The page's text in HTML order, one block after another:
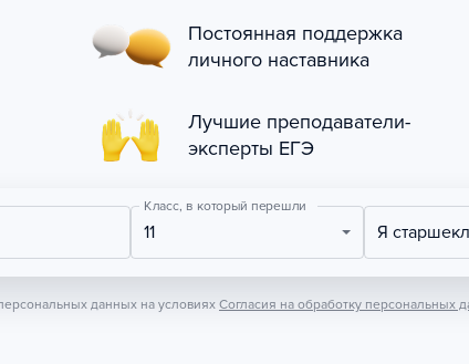
Постоянная поддержка
личного наставника
Лучшие преподаватели-
эксперты ЕГЭ
Класс, в который перешли
11 Я
данных на условиях Согласия на обработку персональных